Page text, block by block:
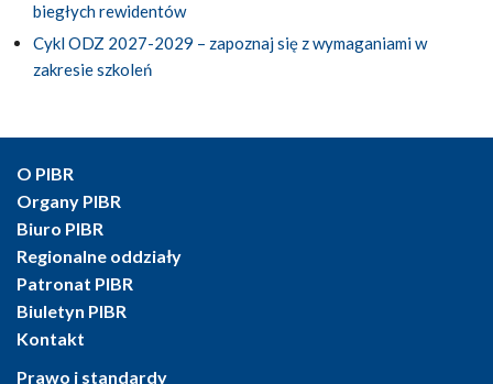
biegłych rewidentów
Cykl ODZ 2027-2029 – zapoznaj się z wymaganiami w
zakresie szkoleń
O PIBR
Organy PIBR
Biuro PIBR
Regionalne oddziały
Patronat PIBR
Biuletyn PIBR
Kontakt
Prawo i standardy